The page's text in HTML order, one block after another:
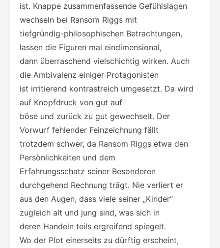
ist. Knappe zusammenfassende Gefühlslagen
wechseln bei Ransom Riggs mit
tiefgründig-philosophischen Betrachtungen,
lassen die Figuren mal eindimensional,
dann überraschend vielschichtig wirken. Auch
die Ambivalenz einiger Protagonisten
ist irritierend kontrastreich umgesetzt. Da wird
auf Knopfdruck von gut auf
böse und zurück zu gut gewechselt. Der
Vorwurf fehlender Feinzeichnung fällt
trotzdem schwer, da Ransom Riggs etwa den
Persönlichkeiten und dem
Erfahrungsschatz seiner Besonderen
durchgehend Rechnung trägt. Nie verliert er
aus den Augen, dass viele seiner „Kinder“
zugleich alt und jung sind, was sich in
deren Handeln teils ergreifend spiegelt.
Wo der Plot einerseits zu dürftig erscheint,